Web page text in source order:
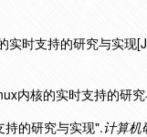
实时支持的研究与实
内核的实时支持的研
的研究与实现".计算机